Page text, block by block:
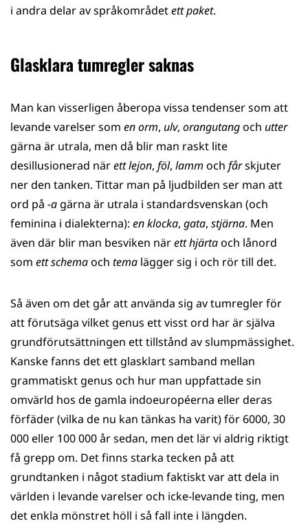
i andra delar av språkområdetett paket.
Glasklara tumregler saknas
Man kan visserligen åberopa vissa tendenser som att
levande varelser som enorm, ulv, orangutangoch utter
gärna är utrala, men då blir man raskt lite
desillusionerad närettlejon, föl, lamm och fårskjuter
ner den tanken. Tittar man på ljudbilden ser man att
ord på -a gärna är utrala i standardsvenskan (och
feminina i dialekterna): enklocka, gata, stjärna. Men
även där blir man besviken närett hjärtaoch lånord
som ett schemaoch tema lägger sig i och rör till det.
Så även om det går att använda sig av tumregler för
att förutsäga vilket genus ett visst ord har är själva
grundförutsättningen ett tillstånd av slumpmässighet.
Kanske fanns det ett glasklart samband mellan
grammatiskt genus och hur man uppfattade sin
omvärld hos de gamla indoeuropéerna eller deras
förfäder (vilka de nu kan tänkas ha varit) för 6000, 30
000 eller 100 000 år sedan, men det lär vi aldrig riktigt
få grepp om. Det finns starka tecken på att
grundtanken i något stadium faktiskt var att dela in
världen i levande varelser och icke-levande ting, men
det enkla mönstret höll i så fall inte i längden.